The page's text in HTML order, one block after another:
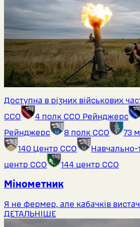
Доступна в різних військових
ССО
4 полк ССО Рейнджерс
Рейнджерс
8 полк ССО
73
140 Центр ССО
Навчально-
центр ССО
144 центр ССО
Мінометник
Я не фермер, але кабачків
ДЕТАЛЬНІШЕ